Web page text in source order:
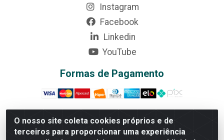
O nosso site coleta cookies próprios e de
terceiros para proporcionar uma experiência
Instagram
Facebook
Linkedin
YouTube
Formas de Pagamento
Rede Brasil - Avenida Universitária, nº 3860, Jardim das